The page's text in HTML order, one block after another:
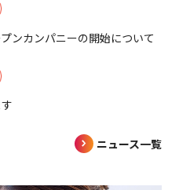
ンカンパニーの開始について
ニュース一覧